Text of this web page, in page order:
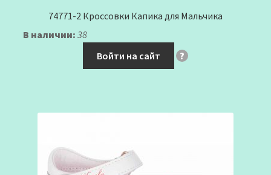
74771-2 Кроссовки Капика для Мальчика
В наличии: 38
Войти на сайт
?